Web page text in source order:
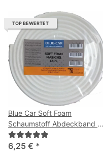
TOP BEWERTET
Blue Car Soft Foam
Schaumstoff Abdeckband 10
m x 13 mm
6,25 € *